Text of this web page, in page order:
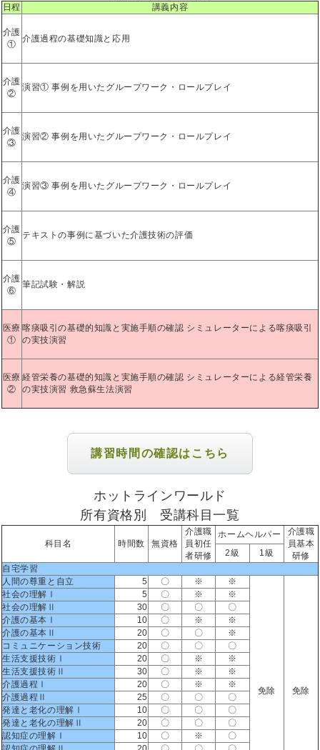
日程
講義内容
介護
①
介護過程の基礎知識と応用
介護
②
演習① 事例を用いたグループワーク・ロールプレイ
介護
③
演習② 事例を用いたグループワーク・ロールプレイ
介護
④
演習③ 事例を用いたグループワーク・ロールプレイ
介護
⑤
テキストの事例に基づいた介護技術の評価
介護
⑥
筆記試験・解説
医療
①
喀痰吸引の基礎的知識と実施手順の確認 シミュレーターによる喀痰吸引
の実技演習
医療
②
経管栄養の基礎的知識と実施手順の確認 シミュレーターによる経管栄養
の実技演習 救急蘇生法演習
講習時間の確認はこちら
ホットラインワールド
所有資格別 受講科目一覧
科目名 時間数 無資格
介護職
員初任
者研修
ホームヘルパー
介護職
員基本
研修
2級
1級
自宅学習
人間の尊重と自立
5 〇 ※ ※
免除 免除
社会の理解Ⅰ 5 〇 ※
※
社会の理解Ⅱ
30 〇 〇
〇
介護の基本Ⅰ
10 〇 ※
※
介護の基本Ⅱ
20 〇 〇
※
コミュニケーション技術
20 〇 〇
〇
生活支援技術Ⅰ
20 〇 ※
※
生活支援技術Ⅱ
30 〇 ※
※
介護過程Ⅰ
20 〇 ※
※
介護過程Ⅱ
25 〇 〇
〇
発達と老化の理解Ⅰ
10 〇 〇
〇
発達と老化の理解Ⅱ
20 〇 〇
〇
認知症の理解Ⅰ
10 〇 ※
〇